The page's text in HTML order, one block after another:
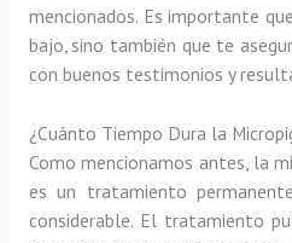
mencionados. Es importante
bajo, sino también que te
con buenos testimonios y
¿Cuánto Tiempo Dura la
Como mencionamos antes, la
es un tratamiento
considerable. El tratamiento